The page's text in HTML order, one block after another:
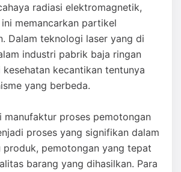
radiasi elektromagnetik,
memancarkan partikel
Dalam teknologi laser yang di
industri pabrik baja ringan
kecantikan tentunya
yang berbeda.
manufaktur proses pemotongan
proses yang signifikan dalam
produk, pemotongan yang tepat
barang yang dihasilkan. Para